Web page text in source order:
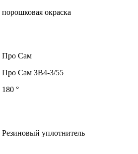
порошковая окраска
Про Сам
Про Сам ЗВ4-3/55
180 °
Резиновый уплотнитель